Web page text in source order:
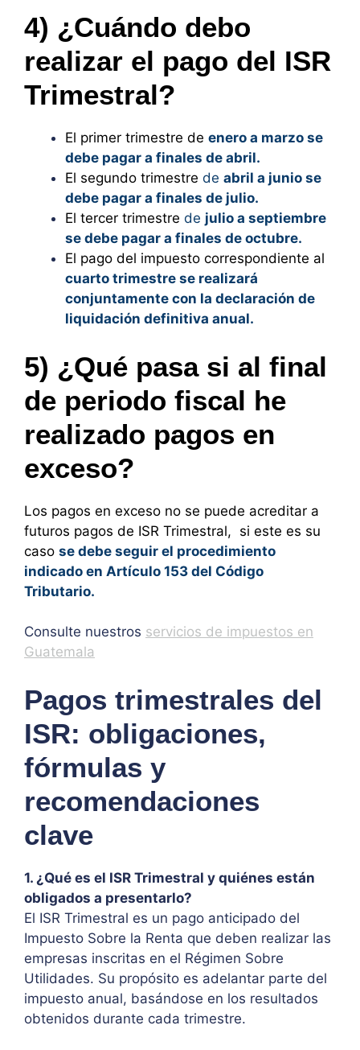
4) ¿Cuándo debo
realizar el pago del ISR
Trimestral?
El primer trimestre de enero a marzo se
debe pagar a finales de abril.
El segundo trimestre de abril a junio se
debe pagar a finales de julio.
El tercer trimestre de julio a septiembre
se debe pagar a finales de octubre.
El pago del impuesto correspondiente al
cuarto trimestre se realizará
conjuntamente con la declaración de
liquidación definitiva anual.
5) ¿Qué pasa si al final
de periodo fiscal he
realizado pagos en
exceso?
Los pagos en exceso no se puede acreditar a
futuros pagos de ISR Trimestral, si este es su
caso se debe seguir el procedimiento
indicado en Artículo 153 del Código
Tributario.
Consulte nuestros servicios de impuestos en
Guatemala
Pagos trimestrales del
ISR: obligaciones,
fórmulas y
recomendaciones
clave
1. ¿Qué es el ISR Trimestral y quiénes están
obligados a presentarlo?
El ISR Trimestral es un pago anticipado del
Impuesto Sobre la Renta que deben realizar las
empresas inscritas en el Régimen Sobre
Utilidades. Su propósito es adelantar parte del
impuesto anual, basándose en los resultados
obtenidos durante cada trimestre.